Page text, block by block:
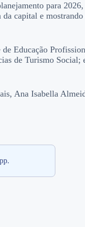
para
capital e
Educação
de Turismo
Ana Isabella